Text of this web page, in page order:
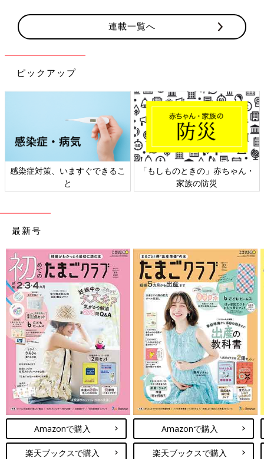
【画像集】夏の温湿度調整に！無印良品
で買うべきベビー用品＆お役立ちグッズ
前回「ボーダー服はマスト！無印良品で買うべ
回は、無印良品で手に入るベビー用品＆お役立
ちグッズを中心にチェックしていきましょう！
無印良品の種類豊富で可愛らしいTシャツたちは、流行りも関係
なく着回せそうですね。一部価格が見直されているのもママにと
っては嬉しいポイントに。気になった方はお店でチェックしてみ
てくださいね。
※記事内容でご紹介している投稿、リンク先は、削除される場合
があります。あらかじめご了承ください。
ます。
※記事内の価格はすべて税抜き、2020年7月時点のものです。
連載一覧へ
ピックアップ
感染症対策、いますぐできるこ
と
「もしものときの」赤ちゃん・
家族の防災
最新号
Amazonで購入
楽天ブックスで購入
Amazonで購入
楽天ブックスで購入